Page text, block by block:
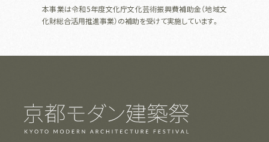
本事業は令和5年度文化庁文化芸術振興費補助金（地域文
化財総合活用推進事業）の補助を受けて実施しています。